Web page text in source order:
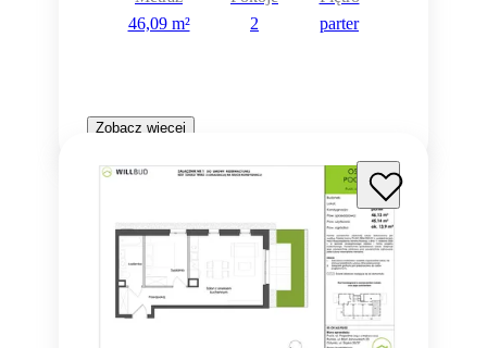
46,09 m²
2
parter
Zobacz więcej